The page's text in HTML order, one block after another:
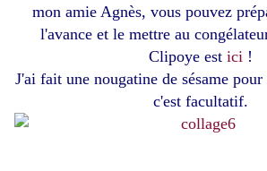
mon amie Agnès, vous pouvez
l'avance et le mettre au
Clipoye est ici !
J'ai fait une nougatine de sésame
c'est facultatif.